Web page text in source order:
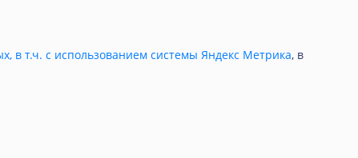
в т.ч. с использованием системы Яндекс Метрика, в